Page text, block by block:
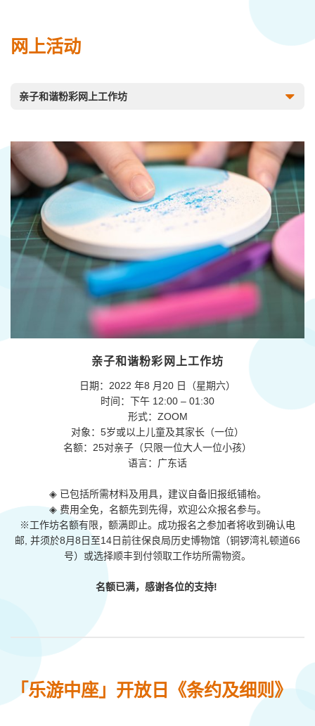
网上活动
亲子和谐粉彩网上工作坊
亲子和谐粉彩网上工作坊
日期：2022 年8 月20 日（星期六）
时间：下午 12:00 – 01:30
形式：ZOOM
对象：5岁或以上儿童及其家长（一位）
名额：25对亲子（只限一位大人一位小孩）
语言：广东话
◈ 已包括所需材料及用具，建议自备旧报纸铺枱。
◈ 费用全免，名额先到先得，欢迎公众报名参与。
※工作坊名额有限，额满即止。成功报名之参加者将收到确认电
邮, 并须於8月8日至14日前往保良局历史博物馆（铜锣湾礼顿道66
号）或选择顺丰到付领取工作坊所需物资。
名额已满，感谢各位的支持!
「乐游中座」开放日《条约及细则》